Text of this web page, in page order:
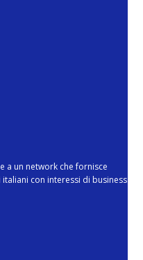
a un network che fornisce
con interessi di business